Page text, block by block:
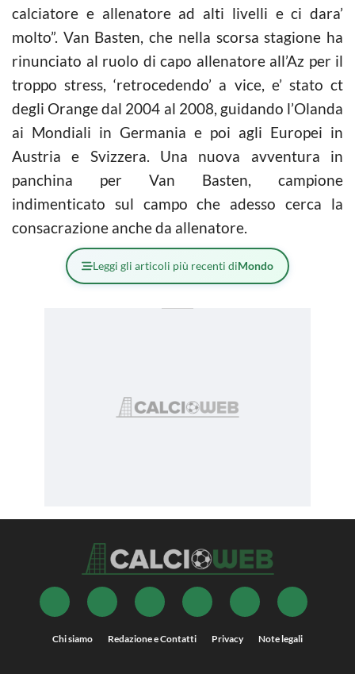
calciatore e allenatore ad alti livelli e ci dara’
molto”. Van Basten, che nella scorsa stagione ha
rinunciato al ruolo di capo allenatore all’Az per il
troppo stress, ‘retrocedendo’ a vice, e’ stato ct
degli Orange dal 2004 al 2008, guidando l’Olanda
ai Mondiali in Germania e poi agli Europei in
Austria e Svizzera. Una nuova avventura in
panchina per Van Basten, campione
indimenticato sul campo che adesso cerca la
consacrazione anche da allenatore.
Leggi gli articoli più recenti diMondo
Chi siamo Redazione e Contatti Privacy Note legali